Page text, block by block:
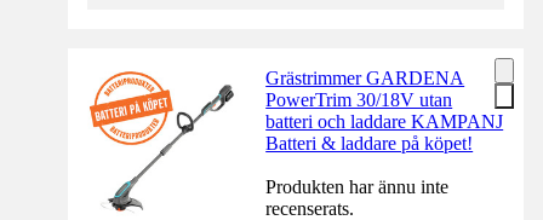
Grästrimmer GARDENA
PowerTrim 30/18V utan
batteri och laddare KAMPANJ
Batteri & laddare på köpet!
Produkten har ännu inte
recenserats.